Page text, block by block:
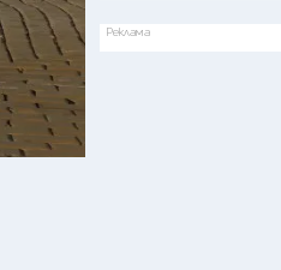
Реклама